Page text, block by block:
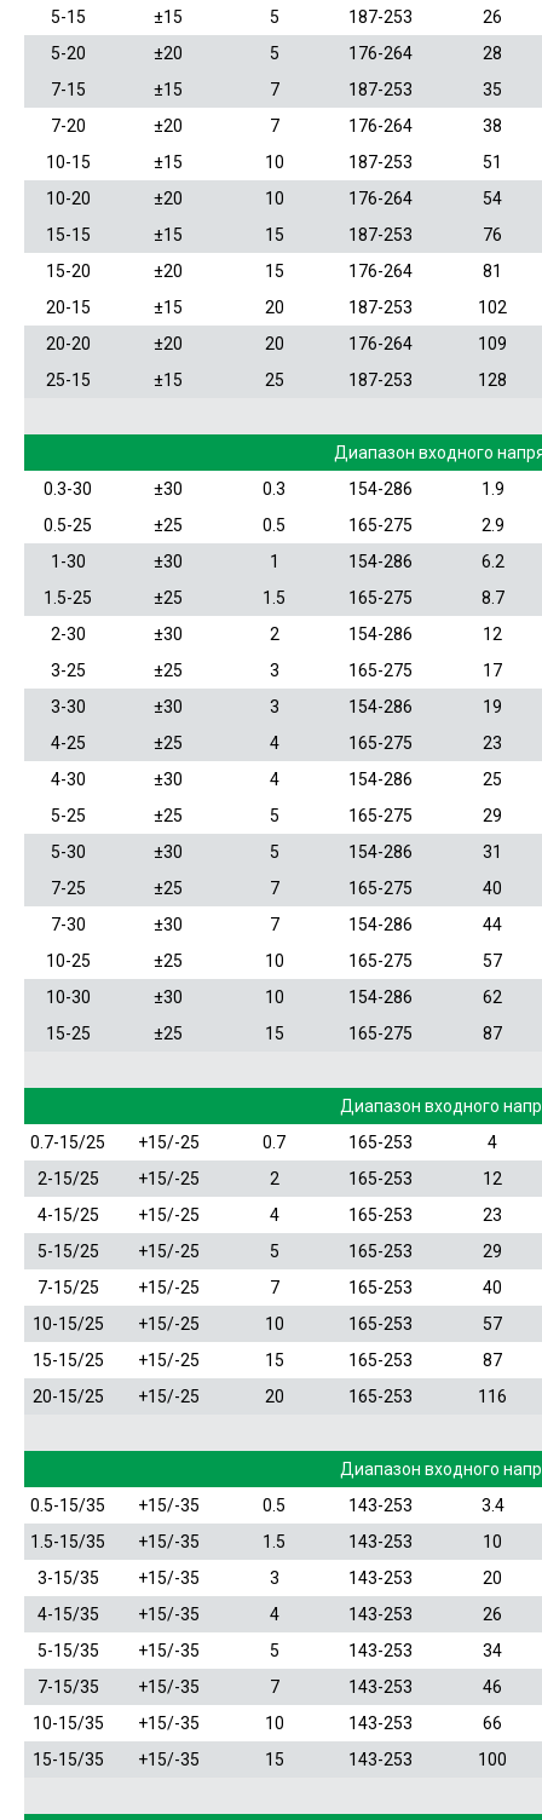
5-15 ±15 5 187-253
26
5-20
±20 5 176-264
28
7-15
±15 7 187-253
35
7-20
±20 7 176-264
38
10-15
±15 10 187-253
51
10-20
±20 10 176-264
54
15-15
±15 15 187-253
76
15-20
±20 15 176-264
81
20-15
±15 20 187-253
102
20-20
±20 20 176-264
109
25-15
±15 25 187-253 128
Диапазон входного
0.3-30
±30 0.3 154-286
1.9
0.5-25
±25 0.5 165-275
2.9
1-30
±30 1 154-286
6.2
1.5-25
±25 1.5 165-275
8.7
2-30
±30 2 154-286
12
3-25
±25 3 165-275
17
3-30
±30 3 154-286
19
4-25
±25 4 165-275
23
4-30
±30 4 154-286
25
5-25
±25 5 165-275
29
5-30
±30 5 154-286
31
7-25
±25 7 165-275
40
7-30
±30 7 154-286
44
10-25
±25 10 165-275
57
10-30
±30 10 154-286
62
15-25
±25 15 165-275 87
Диапазон входного
0.7-15/25
+15/-25 0.7 165-253
4
2-15/25
+15/-25 2 165-253
12
4-15/25
+15/-25 4 165-253
23
5-15/25
+15/-25 5 165-253
29
7-15/25
+15/-25 7 165-253
40
10-15/25
+15/-25 10 165-253
57
15-15/25
+15/-25 15 165-253
87
20-15/25
+15/-25 20 165-253 116
Диапазон входного
0.5-15/35
+15/-35 0.5 143-253
3.4
1.5-15/35
+15/-35 1.5 143-253
10
3-15/35
+15/-35 3 143-253
20
4-15/35
+15/-35 4 143-253
26
5-15/35
+15/-35 5 143-253
34
7-15/35
+15/-35 7 143-253
46
10-15/35
+15/-35 10 143-253
66
15-15/35
+15/-35 15 143-253 100